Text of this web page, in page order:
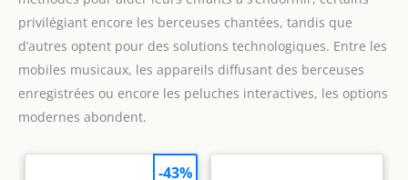
privilégiant encore les berceuses chantées, tandis que
d’autres optent pour des solutions technologiques. Entre les
mobiles musicaux, les appareils diffusant des berceuses
enregistrées ou encore les peluches interactives, les options
modernes abondent.
-43%